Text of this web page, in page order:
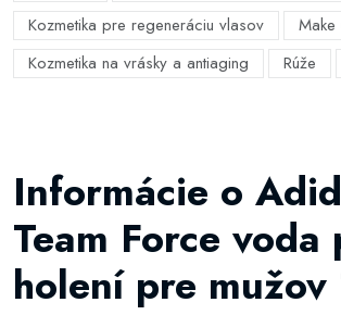
Kozmetika pre regeneráciu vlasov
Kozmetika na vrásky a antiaging
Rúže
Informácie o
Team Force voda
holení pre mužov